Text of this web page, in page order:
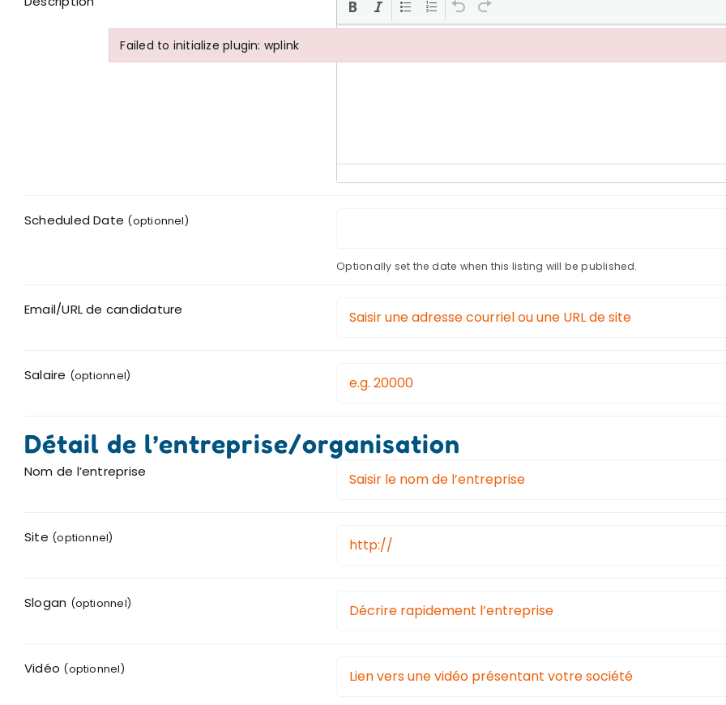
Scheduled Date (optionnel)
Optionally set the date when this listing will be published.
Email/URL de candidature
Salaire (optionnel)
Détail de l’entreprise/organisation
Nom de l’entreprise
Site (optionnel)
Slogan (optionnel)
Vidéo (optionnel)
Failed to initialize plugin: wplink
Failed to initialize plugin: wplink